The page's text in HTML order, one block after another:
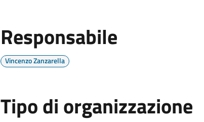
Responsabile
Vincenzo Zanzarella
Tipo di organizzazione